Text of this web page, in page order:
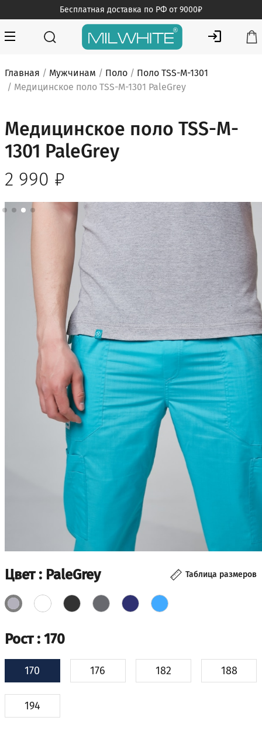
to
content
Бесплатная доставка по РФ от 9000₽
MILWHITE
MILWHITE — интернет магазин медицинской одежды
Главная / Мужчинам / Поло / Поло TSS-M-1301
/ Медицинское поло TSS-M-1301 PaleGrey
Медицинское поло TSS-M-
1301 PaleGrey
2 990 ₽
Цвет: PaleGrey Таблица размеров
Рост: 170
170 176 182 188
194